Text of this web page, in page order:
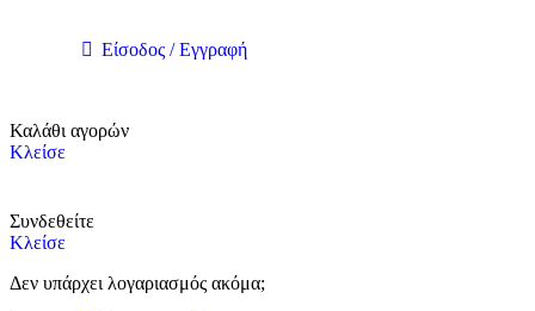
Είσοδος / Εγγραφή
Καλάθι αγορών
Κλείσε
Συνδεθείτε
Κλείσε
Δεν υπάρχει λογαριασμός ακόμα;